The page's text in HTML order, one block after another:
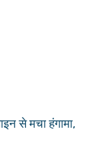
से मचा हंगामा,